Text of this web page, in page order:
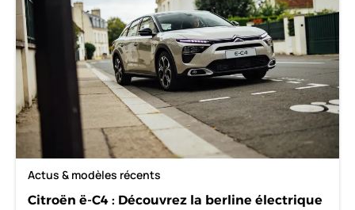
Actus & modèles récents
Citroën ë-C4 : Découvrez la berline électrique